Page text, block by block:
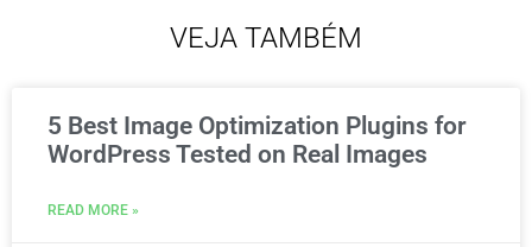
VEJA TAMBÉM
5 Best Image Optimization Plugins for
WordPress Tested on Real Images
READ MORE »